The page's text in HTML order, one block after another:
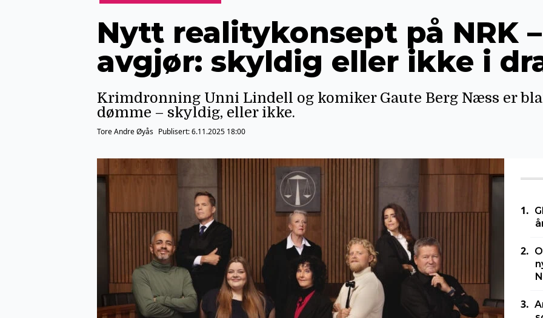
Nytt realitykonsept på NRK
avgjør: skyldig eller ikke i
Krimdronning Unni Lindell og komiker Gaute Berg Næss er
dømme – skyldig, eller ikke.
Tore Andre Øyås Publisert:6.11.2025 18:00